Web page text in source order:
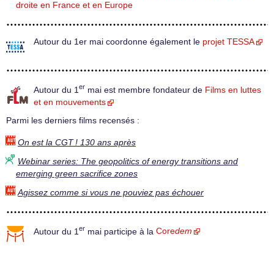
droite en France et en Europe
Autour du 1er mai coordonne également le projet TESSA
Autour du 1 er mai est membre fondateur de Films en luttes
et en mouvements
Parmi les derniers films recensés :
On est la CGT ! 130 ans après
Webinar series: The geopolitics of energy transitions and
emerging green sacrifice zones
Agissez comme si vous ne pouviez pas échouer
Autour du 1 er mai participe à la Coredem